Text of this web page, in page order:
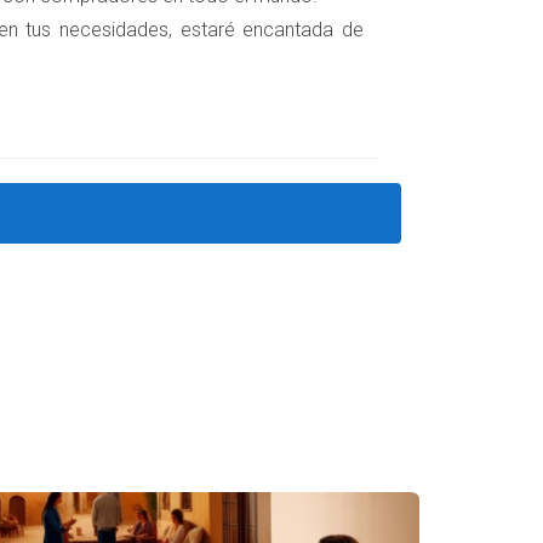
relajante." - Amparo Lillo Consideremos el
un espacio fresco y moderno que atrajo
habitación. Estos tonos son perfectos
cálidos invitan a la convivencia y generan
tres estilos populares que están
tus necesidades, estaré encantada de